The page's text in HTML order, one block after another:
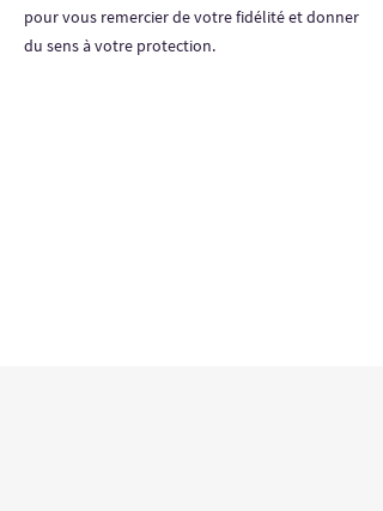
pour vous remercier de votre fidélité et donner
du sens à votre protection.